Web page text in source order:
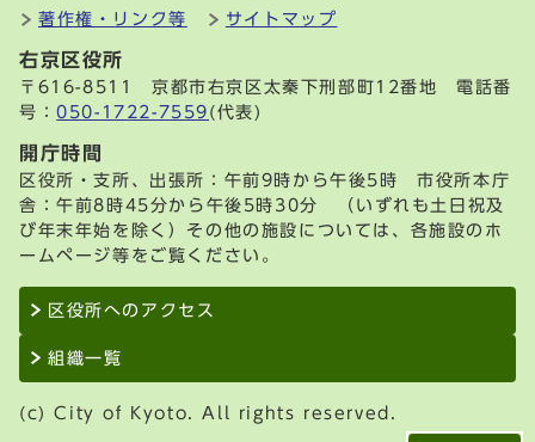
著作権・リンク等 サイトマップ
右京区役所
〒616-8511 京都市右京区太秦下刑部町12番地 電話番
号：050-1722-7559 (代表)
開庁時間
区役所・支所、出張所：午前9時から午後5時 市役所本庁
舎：午前8時45分から午後5時30分 （いずれも土日祝及
び年末年始を除く）その他の施設については、各施設のホ
ームページ等をご覧ください。
区役所へのアクセス
組織一覧
(c) City of Kyoto. All rights reserved.